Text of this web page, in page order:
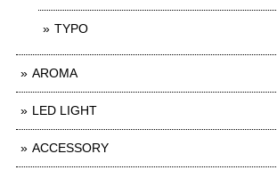
TYPO
AROMA
LED LIGHT
ACCESSORY